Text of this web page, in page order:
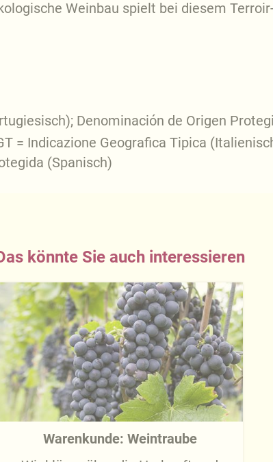
Weinbau spielt bei diesem
Denominación de Origen
= Indicazione Geografica Tipica
(Spanisch)
könnte Sie auch interessieren
Warenkunde: Weintraube